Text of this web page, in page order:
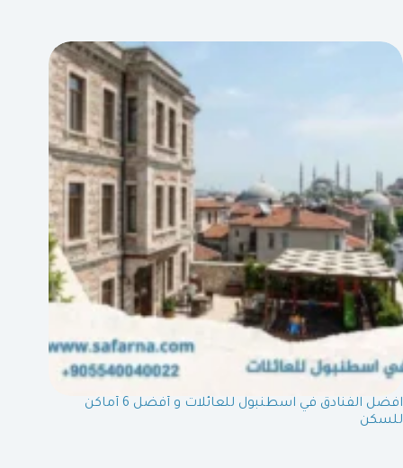
افضل الفنادق في اسطنبول للعائلات و أفضل 6 أماكن
للسكن